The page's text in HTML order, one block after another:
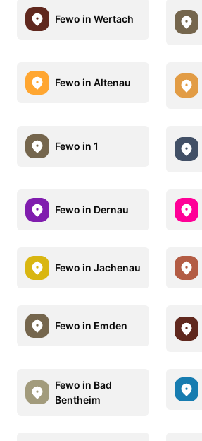
Fewo in Wertach
Fewo in Altenau
Fewo in 1
Fewo in Dernau
Fewo in Jachenau
Fewo in Emden
Fewo in Bad
Bentheim